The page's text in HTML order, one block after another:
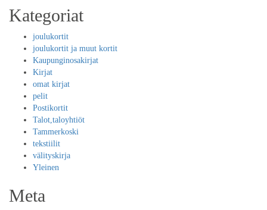
Kategoriat
joulukortit
joulukortit ja muut kortit
Kaupunginosakirjat
Kirjat
omat kirjat
pelit
Postikortit
Talot,taloyhtiöt
Tammerkoski
tekstiilit
välityskirja
Yleinen
Meta